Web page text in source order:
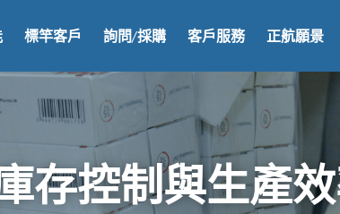
標竿客戶 詢問/採購 客戶服務 正航願景
存控制與生產